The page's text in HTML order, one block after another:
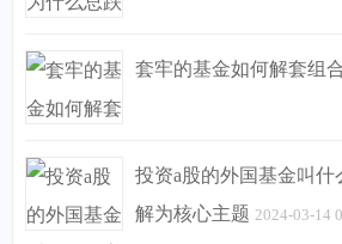
套牢的基金如何解套组
投资a股的外国基金叫
解为核心主题 2024-03-14